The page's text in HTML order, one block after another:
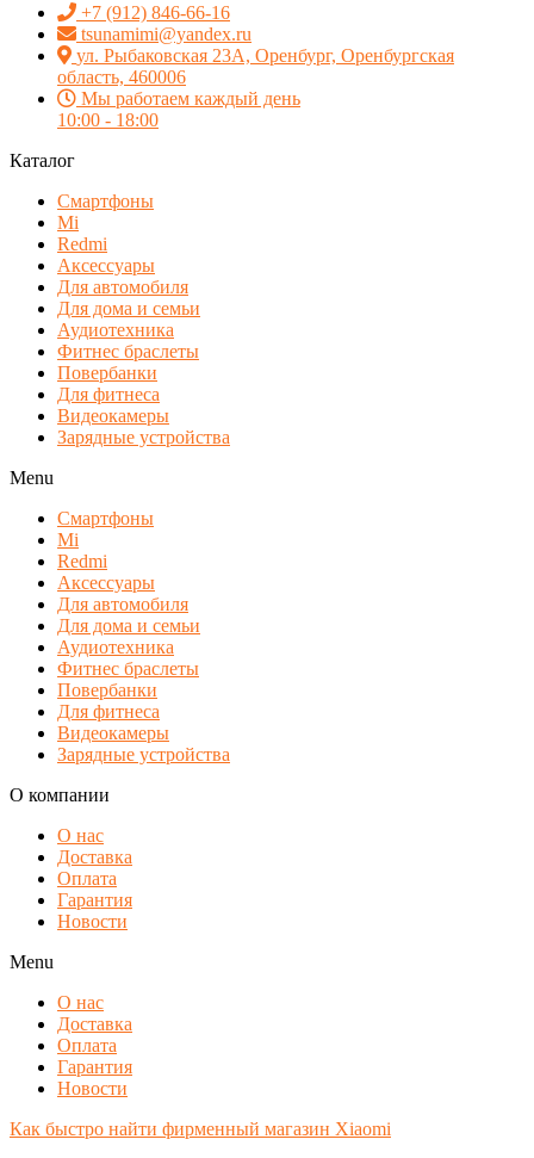
+7 (912) 846-66-16
tsunamimi@yandex.ru
ул. Рыбаковская 23А, Оренбург, Оренбургская
область, 460006
Мы работаем каждый день
10:00 - 18:00
Каталог
Смартфоны
Mi
Redmi
Аксессуары
Для автомобиля
Для дома и семьи
Аудиотехника
Фитнес браслеты
Повербанки
Для фитнеса
Видеокамеры
Зарядные устройства
Menu
Смартфоны
Mi
Redmi
Аксессуары
Для автомобиля
Для дома и семьи
Аудиотехника
Фитнес браслеты
Повербанки
Для фитнеса
Видеокамеры
Зарядные устройства
О компании
О нас
Доставка
Оплата
Гарантия
Новости
Menu
О нас
Доставка
Оплата
Гарантия
Новости
Как быстро найти фирменный магазин Xiaomi